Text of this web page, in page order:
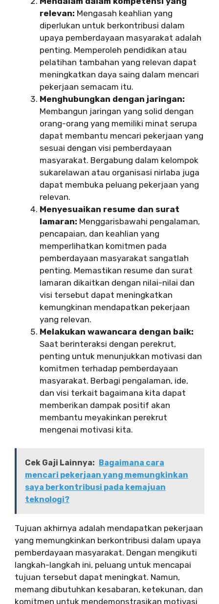
relevan: Mengasah keahlian yang
diperlukan untuk berkontribusi dalam
upaya pemberdayaan masyarakat adalah
penting. Memperoleh pendidikan atau
pelatihan tambahan yang relevan dapat
meningkatkan daya saing dalam mencari
pekerjaan semacam itu.
Menghubungkan dengan jaringan:
Membangun jaringan yang solid dengan
orang-orang yang memiliki minat serupa
dapat membantu mencari pekerjaan yang
sesuai dengan visi pemberdayaan
masyarakat. Bergabung dalam kelompok
sukarelawan atau organisasi nirlaba juga
dapat membuka peluang pekerjaan yang
relevan.
Menyesuaikan resume dan surat
lamaran: Menggarisbawahi pengalaman,
pencapaian, dan keahlian yang
memperlihatkan komitmen pada
pemberdayaan masyarakat sangatlah
penting. Memastikan resume dan surat
lamaran dikaitkan dengan nilai-nilai dan
visi tersebut dapat meningkatkan
kemungkinan mendapatkan pekerjaan
yang relevan.
Melakukan wawancara dengan baik:
Saat berinteraksi dengan perekrut,
penting untuk menunjukkan motivasi dan
komitmen terhadap pemberdayaan
masyarakat. Berbagi pengalaman, ide,
dan visi terkait bagaimana kita dapat
memberikan dampak positif akan
membantu meyakinkan perekrut
mengenai motivasi kita.
Cek Gaji Lainnya: Bagaimana cara
mencari pekerjaan yang memungkinkan
saya berkontribusi pada kemajuan
teknologi?
Tujuan akhirnya adalah mendapatkan pekerjaan
yang memungkinkan berkontribusi dalam upaya
pemberdayaan masyarakat. Dengan mengikuti
langkah-langkah ini, peluang untuk mencapai
tujuan tersebut dapat meningkat. Namun,
memang dibutuhkan kesabaran, ketekunan, dan
komitmen untuk mendemonstrasikan motivasi